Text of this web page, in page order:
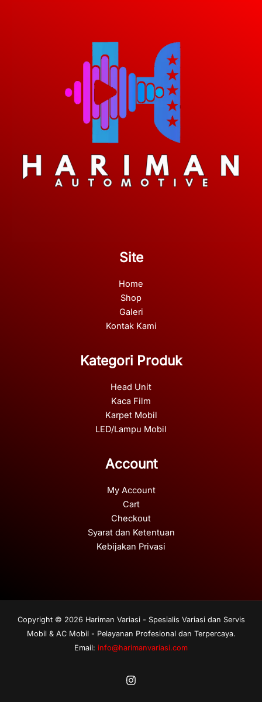
Site
Home
Shop
Galeri
Kontak Kami
Kategori Produk
Head Unit
Kaca Film
Karpet Mobil
LED/Lampu Mobil
Account
My Account
Cart
Checkout
Syarat dan Ketentuan
Kebijakan Privasi
Copyright © 2026 Hariman Variasi - Spesialis Variasi dan Servis
Mobil & AC Mobil - Pelayanan Profesional dan Terpercaya.
Email: info@harimanvariasi.com